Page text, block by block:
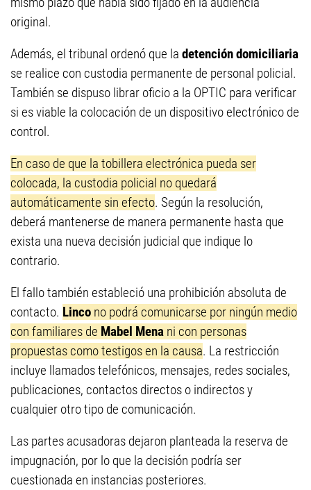
original.
Además, el tribunal ordenó que la detención domiciliaria
se realice con custodia permanente de personal policial.
También se dispuso librar oficio a la OPTIC para verificar
si es viable la colocación de un dispositivo electrónico de
control.
En caso de que la tobillera electrónica pueda ser
colocada, la custodia policial no quedará
automáticamente sin efecto. Según la resolución,
deberá mantenerse de manera permanente hasta que
exista una nueva decisión judicial que indique lo
contrario.
El fallo también estableció una prohibición absoluta de
contacto. Linco no podrá comunicarse por ningún medio
con familiares de Mabel Mena ni con personas
propuestas como testigos en la causa. La restricción
incluye llamados telefónicos, mensajes, redes sociales,
publicaciones, contactos directos o indirectos y
cualquier otro tipo de comunicación.
Las partes acusadoras dejaron planteada la reserva de
impugnación, por lo que la decisión podría ser
cuestionada en instancias posteriores.